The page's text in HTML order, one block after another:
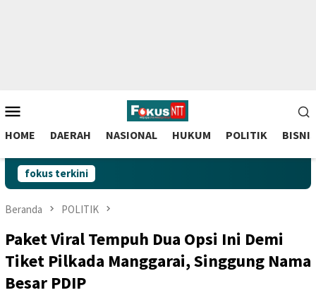
to
contentMobile
HOME DAERAH NASIONAL HUKUM POLITIK BISNIS
fokus terkini
Beranda POLITIK
Paket Viral Tempuh Dua Opsi Ini Demi
Tiket Pilkada Manggarai, Singgung Nama
Besar PDIP